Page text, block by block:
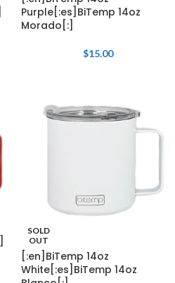
Purple[:es]BiTemp 14oz
Morado[:]
$15.00
SOLD
OUT
[:en]BiTemp 14oz
White[:es]BiTemp 14oz